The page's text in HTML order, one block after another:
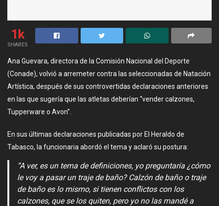
1k
SHARES
Ana Guevara, directora de la Comisión Nacional del Deporte
(Conade), volvió a arremeter contra las seleccionadas de Natación
Artística, después de sus controvertidas declaraciones anteriores
en las que sugería que las atletas deberían “vender calzones,
Tupperware o Avon”.
En sus últimas declaraciones publicadas por El Heraldo de
Tabasco, la funcionaria abordó el tema y aclaró su postura:
“A ver, es un tema de definiciones, yo preguntaría ¿cómo
le voy a pasar un traje de baño? Calzón de baño o traje
de baño es lo mismo, si tienen conflictos con los
calzones, que se los quiten, pero yo no las mandé a